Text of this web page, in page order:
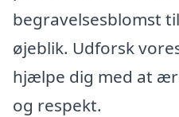
begravelsesblomst
øjeblik. Udforsk
hjælpe dig med at
og respekt.